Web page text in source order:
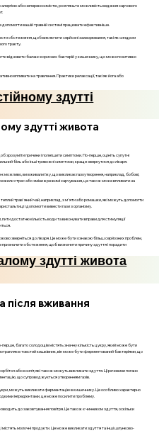
або непереносимістю, розгляньте можливість ведення харчового
вашій травній системі працювати ефективніше.
обстеження, щоб виключити серйозні захворювання, такі як синдром
тракту.
відновити баланс корисних бактерій у кишечнику, що може позитивно
впливати на травлення. Практики релаксації, такі як йога або
здутті
здутті живота
причини і полегшити симптоми. По-перше, оцініть супутні
біль або інші тривожні симптоми, краще звернутися до лікаря.
можливо, ви вживали їжу, що викликає газоутворення, наприклад, бобові,
стрес або зміни в режимі харчування, це також може впливати на
трав'яний чай, наприклад, з м'яти або ромашки, які можуть допомогти
і допомогти вивести гази з організму.
достатню кількість води та виконувати вправи для стимуляції
зверніться до лікаря. Це може бути ознакою більш серйозних проблем,
призначити обстеження, щоб визначити причину здуття і порадити
здутті живота
після вживання
багато солодощів містять значну кількість цукру, який може бути
в товстий кишківник, він може бути ферментований бактеріями, що
або ксиліт, які також можуть викликати здуття. Ці речовини погано
що супроводжується утворенням газів.
цукри, можуть викликати ферментацію в кишечнику. Це особливо характерно
інгредієнтами, це може посилити проблему.
до заковтування повітря. Це також є чинником здуття, оскільки
молочні продукти. Це може викликати здуття та інші шлунково-